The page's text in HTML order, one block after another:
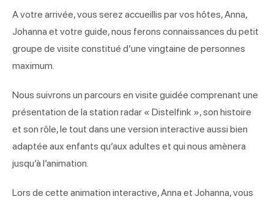
A votre arrivée, vous serez accueillis par vos hôtes, Anna,
Johanna et votre guide, nous ferons connaissances du petit
groupe de visite constitué d’une vingtaine de personnes
maximum.
Nous suivrons un parcours en visite guidée comprenant une
présentation de la station radar « Distelfink », son histoire
et son rôle, le tout dans une version interactive aussi bien
adaptée aux enfants qu’aux adultes et qui nous amènera
jusqu’à l’animation.
Lors de cette animation interactive, Anna et Johanna, vous